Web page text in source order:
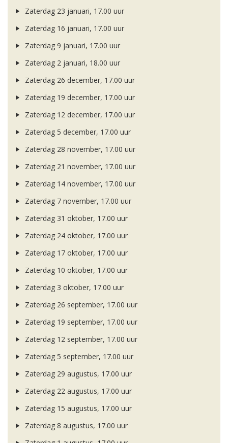
Zaterdag 23 januari, 17.00 uur
Zaterdag 16 januari, 17.00 uur
Zaterdag 9 januari, 17.00 uur
Zaterdag 2 januari, 18.00 uur
Zaterdag 26 december, 17.00 uur
Zaterdag 19 december, 17.00 uur
Zaterdag 12 december, 17.00 uur
Zaterdag 5 december, 17.00 uur
Zaterdag 28 november, 17.00 uur
Zaterdag 21 november, 17.00 uur
Zaterdag 14 november, 17.00 uur
Zaterdag 7 november, 17.00 uur
Zaterdag 31 oktober, 17.00 uur
Zaterdag 24 oktober, 17.00 uur
Zaterdag 17 oktober, 17.00 uur
Zaterdag 10 oktober, 17.00 uur
Zaterdag 3 oktober, 17.00 uur
Zaterdag 26 september, 17.00 uur
Zaterdag 19 september, 17.00 uur
Zaterdag 12 september, 17.00 uur
Zaterdag 5 september, 17.00 uur
Zaterdag 29 augustus, 17.00 uur
Zaterdag 22 augustus, 17.00 uur
Zaterdag 15 augustus, 17.00 uur
Zaterdag 8 augustus, 17.00 uur